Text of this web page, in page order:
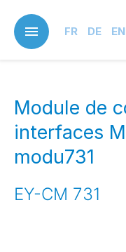
main
content
FR DE EN
Module de
interfaces
modu731
EY-CM 731